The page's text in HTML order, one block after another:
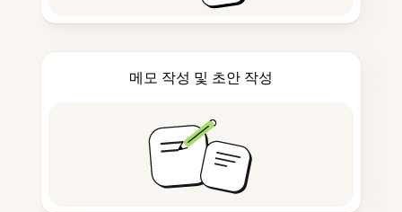
메모 작성 및 초안 작성